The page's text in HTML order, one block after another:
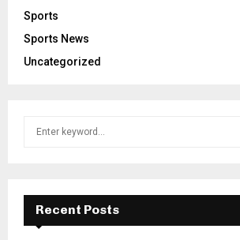
Sports
Sports News
Uncategorized
f
Recent Posts